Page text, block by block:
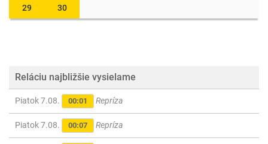
29 30
Reláciu najbližšie vysielame
Piatok 7.08. 00:01 Repríza
Piatok 7.08. 00:07 Repríza